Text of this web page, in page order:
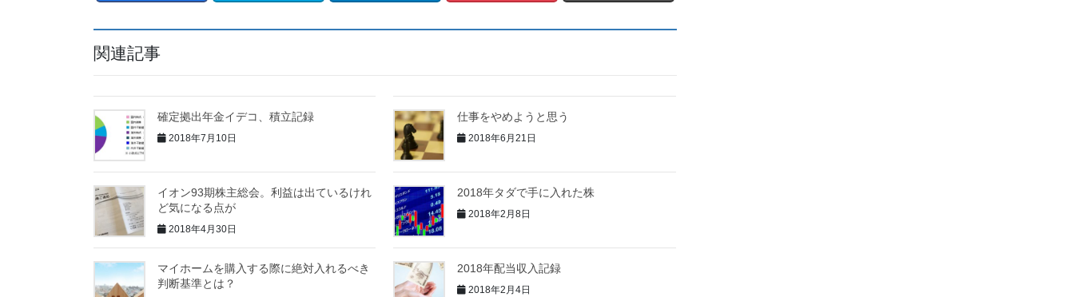
関連記事
確定拠出年金イデコ、積立記録
2018年7月10日
仕事をやめようと思う
2018年6月21日
イオン93期株主総会。利益は出ているけれ
ど気になる点が
2018年4月30日
2018年タダで手に入れた株
2018年2月8日
マイホームを購入する際に絶対入れるべき
判断基準とは？
2018年配当収入記録
2018年2月4日